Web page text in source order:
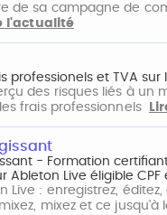
de sa campagne de
l'actualité
professionels et TVA sur
des risques liés à un
frais professionnels
- Formation
Ableton Live éligible CPF
Live : enregistrez, éditez,
mixez et ce jusqu'à